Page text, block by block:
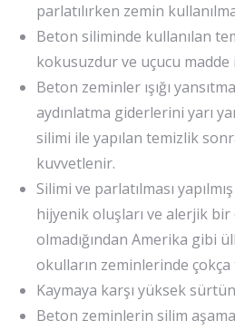
parlatılırken zemin
Beton siliminde kullanılan
kokusuzdur ve uçucu madde
Beton zeminler ışığı
aydınlatma giderlerini yarı
silimi ile yapılan temizlik
kuvvetlenir.
Silimi ve parlatılması
hijyenik oluşları ve alerjik
olmadığından Amerika gibi
okulların zeminlerinde
Kaymaya karşı yüksek
Beton zeminlerin silim